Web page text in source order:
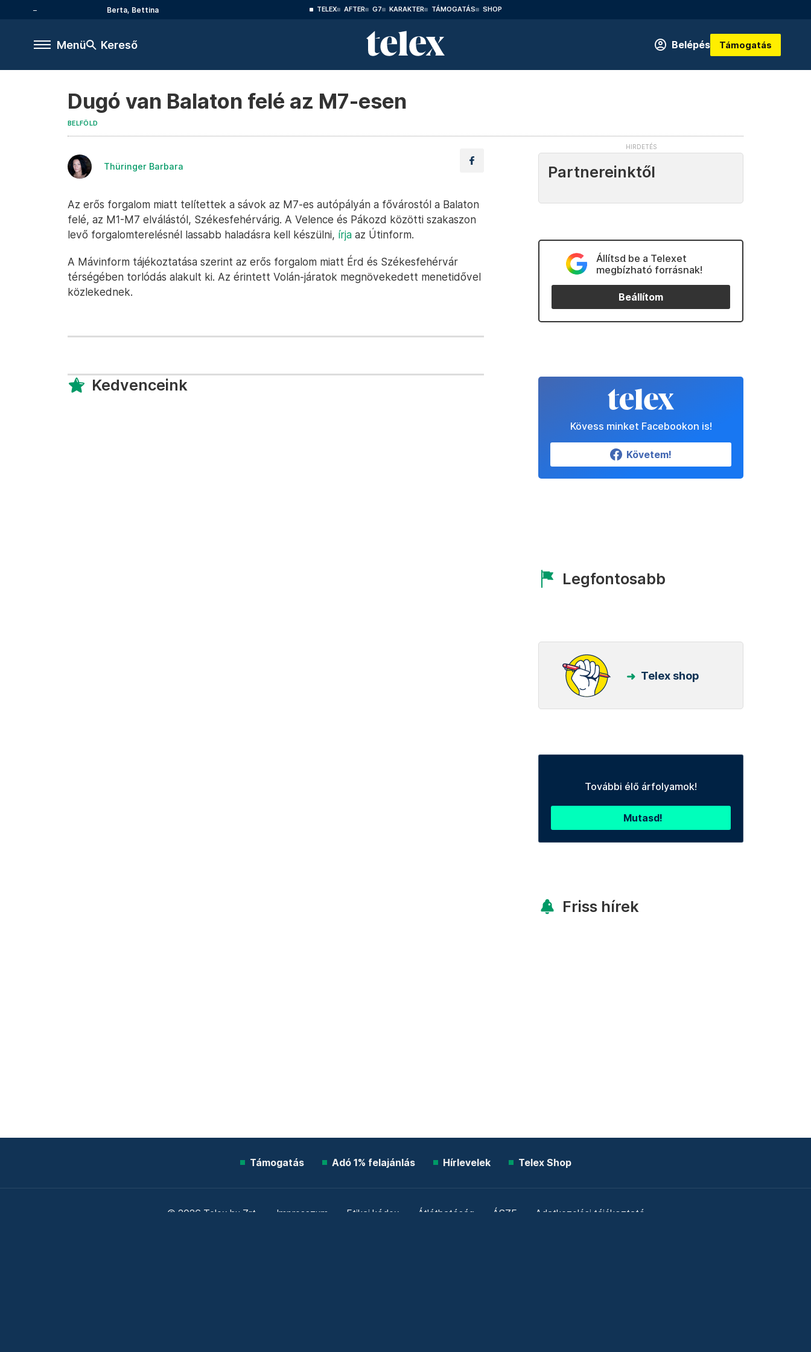
Berta, Bettina TELEX AFTER G7 KARAKTER TÁMOGATÁS SHOP
Menü Kereső Belépés Támogatás
Dugó van Balaton felé az M7-esen
BELFÖLD
Thüringer Barbara
Az erős forgalom miatt telítettek a sávok az M7-es autópályán a fővárostól a Balaton
felé, az M1-M7 elválástól, Székesfehérvárig. A Velence és Pákozd közötti szakaszon
levő forgalomterelésnél lassabb haladásra kell készülni, írja az Útinform.
A Mávinform tájékoztatása szerint az erős forgalom miatt Érd és Székesfehérvár
térségében torlódás alakult ki. Az érintett Volán-járatok megnövekedett menetidővel
közlekednek.
Kedvenceink
Partnereinktől
Állítsd be a Telexet
megbízható forrásnak!
Beállítom
Kövess minket Facebookon is!
Követem!
Legfontosabb
Telex shop
További élő árfolyamok!
Mutasd!
Friss hírek
Támogatás Adó 1% felajánlás Hírlevelek Telex Shop
© 2026 Telex.hu Zrt. Impresszum Etikai kódex Átláthatóság ÁSZF Adatkezelési tájékoztató